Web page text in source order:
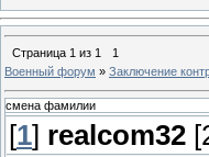
Страница 1 из 1
1
Военный форум » Заключение
смена фамилии
[1] realcom32